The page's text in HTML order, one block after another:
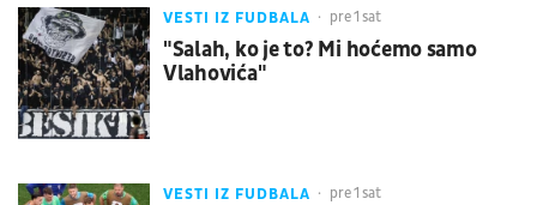
VESTI IZ FUDBALA pre 1 sat
"Salah, ko je to? Mi hoćemo samo
Vlahovića"
VESTI IZ FUDBALA pre 1 sat